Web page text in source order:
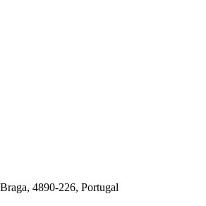
4890-226, Portugal